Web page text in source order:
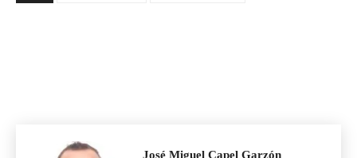
José Miguel Capel Garzón